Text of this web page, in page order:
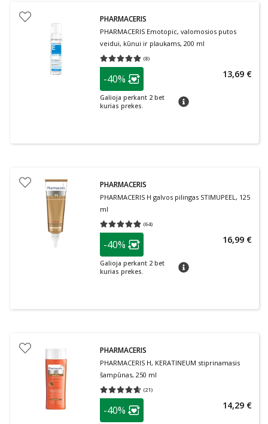
PHARMACERIS
PHARMACERIS Emotopic, valomosios putos
veidui, kūnui ir plaukams, 200 ml
(8)
Vidutinis įvertinimas 5.00
patarimas
Lojalumo klubo narių nuolaida
-40%
Galioja perkant 2 bet
kurias prekes.
patarimas
13,69 €
PHARMACERIS
PHARMACERIS H galvos pilingas STIMUPEEL, 125
ml
(64)
Vidutinis įvertinimas 4.80
patarimas
Lojalumo klubo narių nuolaida
-40%
Galioja perkant 2 bet
kurias prekes.
patarimas
16,99 €
PHARMACERIS
PHARMACERIS H, KERATINEUM stiprinamasis
šampūnas, 250 ml
(21)
Vidutinis įvertinimas 4.62
patarimas
Lojalumo klubo narių nuolaida
-40% 14,29 €